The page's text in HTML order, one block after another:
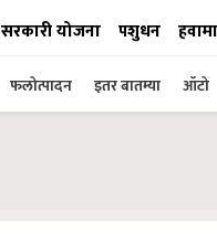
सरकारी योजना पशुधन
फलोत्पादन इतर बातम्या ऑटो